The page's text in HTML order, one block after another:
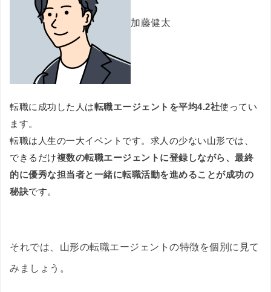
加藤健太
転職に成功した人は転職エージェントを平均4.2社使ってい
ます。
転職は人生の一大イベントです。求人の少ない山形では、
できるだけ複数の転職エージェントに登録しながら、最終
的に優秀な担当者と一緒に転職活動を進めることが成功の
秘訣です。
それでは、山形の転職エージェントの特徴を個別に見て
みましょう。